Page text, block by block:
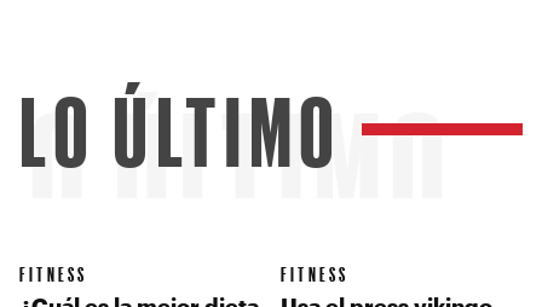
ÚLTIMO
LO ÚLTIMO
FITNESS FITNESS